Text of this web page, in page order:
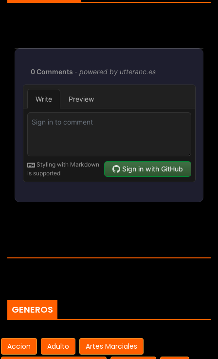
GENEROS
Accion Adulto
Artes Marciales